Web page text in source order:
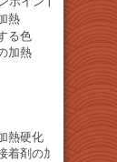
熱
る色
加熱
熱硬化
剤の加熱硬化